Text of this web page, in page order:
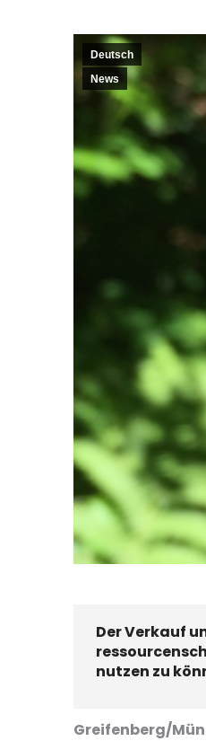
Deutsch
News
Der Verkauf
nutzen zu
Greifenberg/